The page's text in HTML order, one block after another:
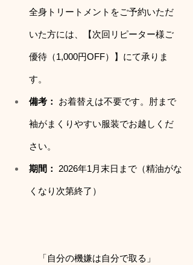
全身トリートメントをご予約いただ
いた方には、【次回リピーター様ご
優待（1,000円OFF）】にて承りま
す。
備考： お着替えは不要です。肘まで
袖がまくりやすい服装でお越しくだ
さい。
期間： 2026年1月末日まで（精油がな
くなり次第終了）
「自分の機嫌は自分で取る」